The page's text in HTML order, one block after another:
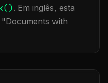
. Em inglês, esta
Documents with